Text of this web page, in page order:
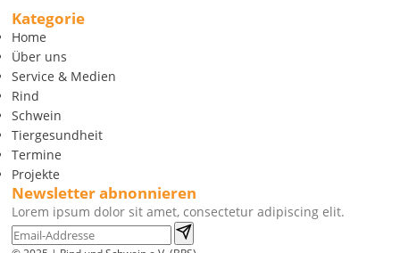
Kategorie
Home
Über uns
Service & Medien
Rind
Schwein
Tiergesundheit
Termine
Projekte
Newsletter abnonnieren
Lorem ipsum dolor sit amet, consectetur adipiscing elit.